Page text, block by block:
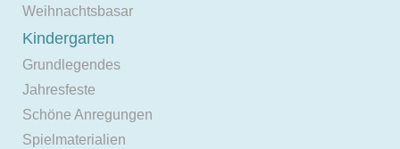
Weihnachtsbasar
Kindergarten
Grundlegendes
Jahresfeste
Schöne Anregungen
Spielmaterialien